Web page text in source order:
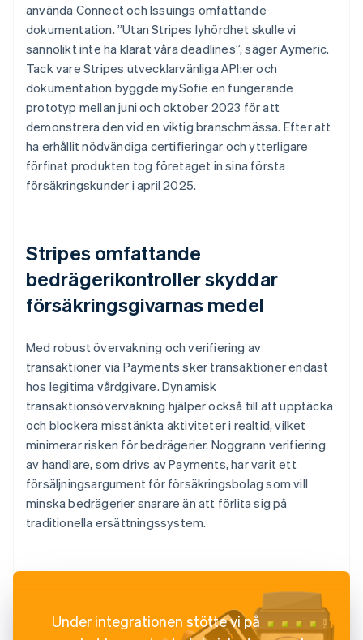
använda Connect och Issuings omfattande
dokumentation. ”Utan Stripes lyhördhet skulle vi
sannolikt inte ha klarat våra deadlines”, säger Aymeric.
Tack vare Stripes utvecklarvänliga API:er och
dokumentation byggde mySofie en fungerande
prototyp mellan juni och oktober 2023 för att
demonstrera den vid en viktig branschmässa. Efter att
ha erhållit nödvändiga certifieringar och ytterligare
förfinat produkten tog företaget in sina första
försäkringskunder i april 2025.
Stripes omfattande
bedrägerikontroller skyddar
försäkringsgivarnas medel
Med robust övervakning och verifiering av
transaktioner via Payments sker transaktioner endast
hos legitima vårdgivare. Dynamisk
transaktionsövervakning hjälper också till att upptäcka
och blockera misstänkta aktiviteter i realtid, vilket
minimerar risken för bedrägerier. Noggrann verifiering
av handlare, som drivs av Payments, har varit ett
försäljningsargument för försäkringsbolag som vill
minska bedrägerier snarare än att förlita sig på
traditionella ersättningssystem.
Under integrationen stötte vi på